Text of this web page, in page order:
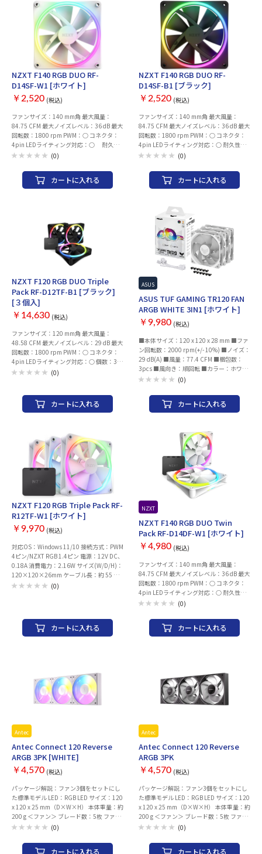
NZXT F140 RGB DUO RF-
D14SF-W1 [ホワイト]
￥2,520 (税込)
ファンサイズ：140 mm角 最大風量：
84.75 CFM 最大ノイズレベル：36 dB 最大
回転数：1800 rpm PWM：○ コネクタ：
4pin LEDライティング対応：○ 耐久
性：ファン寿命：6万時間 個数：1 個 幅x
購入日より2年間（日本国内での使用に限
(0)
カートに入れる
NZXT F140 RGB DUO RF-
D14SF-B1 [ブラック]
￥2,520 (税込)
ファンサイズ：140 mm角 最大風量：
84.75 CFM 最大ノイズレベル：36 dB 最大
回転数：1800 rpm PWM：○ コネクタ：
4pin LEDライティング対応：○ 耐久性：
ファン寿命：6万時間 個数：1 個 幅x高さx
日より2年間（日本国内での使用に限定）
(0)
カートに入れる
NZXT F120 RGB DUO Triple
Pack RF-D12TF-B1 [ブラック]
[３個入]
￥14,630 (税込)
ファンサイズ：120 mm角 最大風量：
48.58 CFM 最大ノイズレベル：29 dB 最大
回転数：1800 rpm PWM：○ コネクタ：
4pin LEDライティング対応：○ 個数：3
個 幅x高さx厚さ：120x120x25 mm
(0)
カートに入れる
ASUS
ASUS TUF GAMING TR120 FAN
ARGB WHITE 3IN1 [ホワイト]
￥9,980 (税込)
■本体サイズ：120 x 120 x 28 mm ■ファ
ン回転数：2000 rpm(+/- 10%) ■ノイズ：
29 dB(A) ■風量：77.4 CFM ■梱包数：
3pcs ■風向き：順回転 ■カラー：ホワイ
ト
(0)
カートに入れる
NZXT F120 RGB Triple Pack RF-
R12TF-W1 [ホワイト]
￥9,970 (税込)
対応OS：Windows 11/10 接続方式：PWM
4ピン/NZXT RGB 1.4ピン 電源：12V DC、
0.18A 消費電力：2.16W サイズ(W/D/H)：
120×120×26mm ケーブル長：約 55 ±5
cm 重量：182.5 g 材質：樹脂、ラバー樹
ルロックテープ RGB照明コントローラ
MTBF：6万時間（最大値） 軸受け：Fluid
プリ：NZXT CAM NZXT RGB LED搭載数：
18灯 RGB照明コントローラー： ■パック
モデルのみに付属 電源 : SATA電源15ピ
ン接続 CAM制御 : USB2.0（バラピン）
最大40灯のNZXT RGB LEDを制御可能。
※3口合計で最大120灯のNZXT RGB
LEDを制御可能。 保証期間：ご購入日より
2年間（日本国内での使用に限定）
(0)
カートに入れる
NZXT
NZXT F140 RGB DUO Twin
Pack RF-D14DF-W1 [ホワイト]
￥4,980 (税込)
ファンサイズ：140 mm角 最大風量：
84.75 CFM 最大ノイズレベル：36 dB 最大
回転数：1800 rpm PWM：○ コネクタ：
4pin LEDライティング対応：○ 耐久性：
ファン寿命：6万時間 個数：2 個 幅x高さx
日より2年間（日本国内での使用に限定）
(0)
カートに入れる
Antec
Antec Connect 120 Reverse
ARGB 3PK [WHITE]
￥4,570 (税込)
パッケージ解説：ファン3個をセットにし
た標準モデル LED：RGB LED サイズ：120
x 120 x 25 mm（D×W×H） 本体重量：約
200 g ＜ファン＞ ブレード数：5枚 ファン
コネクタ：4ピン RGB LEDコネクタ：3ピ
±10% 風量：最大43.2 CFM 静圧：最大
(0)
カートに入れる
Antec
Antec Connect 120 Reverse
ARGB 3PK
￥4,570 (税込)
パッケージ解説：ファン3個をセットにし
た標準モデル LED：RGB LED サイズ：120
x 120 x 25 mm（D×W×H） 本体重量：約
200 g ＜ファン＞ ブレード数：5枚 ファン
コネクタ：4ピン RGB LEDコネクタ：3ピ
±10% 風量：最大43.2 CFM 静圧：最大
(0)
カートに入れる